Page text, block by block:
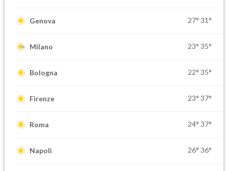
Genova 27° 31°
Milano 23° 35°
Bologna 22° 35°
Firenze 23° 37°
Roma 24° 37°
Napoli 26° 36°